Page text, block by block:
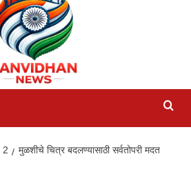
2
मुळशीचे चित्र बदलण्यासाठी सर्वतोपरी मदत